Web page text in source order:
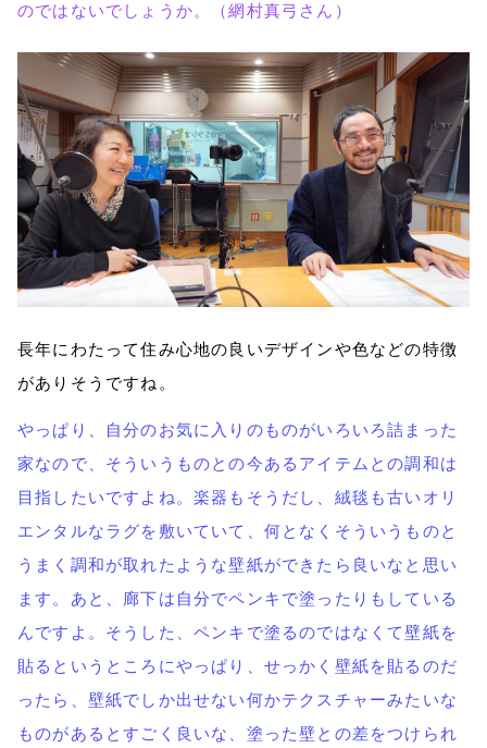
のではないでしょうか。（網村真弓さん）
長年にわたって住み心地の良いデザインや色などの特徴
がありそうですね。
やっぱり、自分のお気に入りのものがいろいろ詰まった
家なので、そういうものとの今あるアイテムとの調和は
目指したいですよね。楽器もそうだし、絨毯も古いオリ
エンタルなラグを敷いていて、何となくそういうものと
うまく調和が取れたような壁紙ができたら良いなと思い
ます。あと、廊下は自分でペンキで塗ったりもしている
んですよ。そうした、ペンキで塗るのではなくて壁紙を
貼るというところにやっぱり、せっかく壁紙を貼るのだ
ったら、壁紙でしか出せない何かテクスチャーみたいな
ものがあるとすごく良いな、塗った壁との差をつけられ